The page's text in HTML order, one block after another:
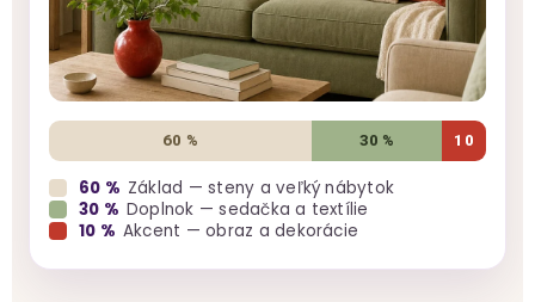
60 % 30 % 10
60 % Základ — steny a veľký nábytok
30 % Doplnok — sedačka a textílie
10 % Akcent — obraz a dekorácie